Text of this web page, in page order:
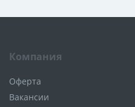
Компания
Оферта
Вакансии